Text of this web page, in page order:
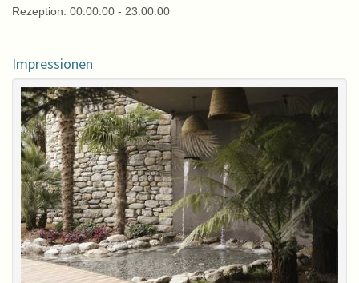
Rezeption: 00:00:00 - 23:00:00
Impressionen